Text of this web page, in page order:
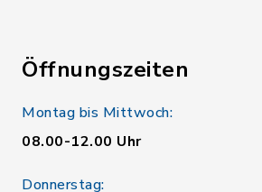
Öffnungszeiten
Montag bis Mittwoch:
08.00-12.00 Uhr
Donnerstag: